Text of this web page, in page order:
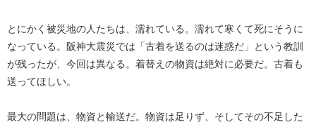
とにかく被災地の人たちは、濡れている。濡れて寒くて死にそうに
なっている。阪神大震災では「古着を送るのは迷惑だ」という教訓
が残ったが、今回は異なる。着替えの物資は絶対に必要だ。古着も
送ってほしい。
最大の問題は、物資と輸送だ。物資は足りず、そしてその不足した